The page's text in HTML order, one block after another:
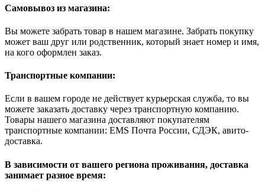
Самовывоз из магазина:
Вы можете забрать товар в нашем магазине. Забрать покупку
может ваш друг или родственник, который знает номер и имя,
на кого оформлен заказ.
Транспортные компании:
Если в вашем городе не действует курьерская служба, то вы
можете заказать доставку через транспортную компанию.
Товары нашего магазина доставляют покупателям
транспортные компании: EMS Почта России, СДЭК, авито-
доставка.
В зависимости от вашего региона проживания, доставка
занимает разное время: